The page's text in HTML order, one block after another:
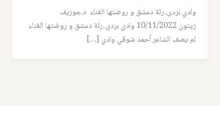
وادي بردى..رئة دمشق و روضتها الغناء د.جوزيف
زيتون 10/11/2022 وادي بردى..رئة دمشق و روضتها الغناء
لم يصف الشاعر أحمد شوقي وادي […]